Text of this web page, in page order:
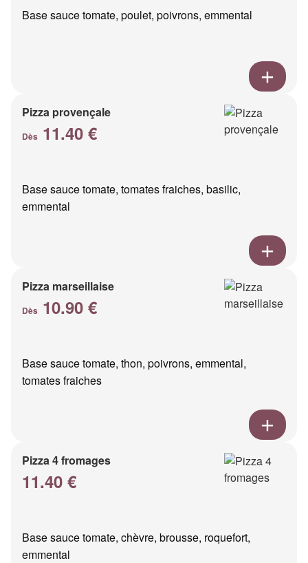
Base sauce tomate, poulet, poivrons, emmental
Pizza provençale
Dès 11.40 €
Base sauce tomate, tomates fraiches, basilic,
emmental
Pizza marseillaise
Dès 10.90 €
Base sauce tomate, thon, poivrons, emmental,
tomates fraiches
Pizza 4 fromages
11.40 €
Base sauce tomate, chèvre, brousse, roquefort,
emmental